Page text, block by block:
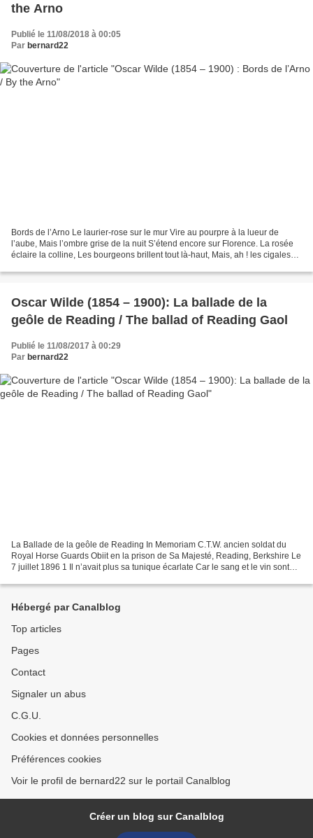
the Arno
Publié le 11/08/2018 à 00:05
Par bernard22
Bords de l’Arno Le laurier-rose sur le mur Vire au pourpre à la lueur de
l’aube, Mais l’ombre grise de la nuit S’étend encore sur Florence. La rosée
éclaire la colline, Les bourgeons brillent tout là-haut, Mais, ah ! les cigales
Oscar Wilde (1854 – 1900): La ballade de la
geôle de Reading / The ballad of Reading Gaol
Publié le 11/08/2017 à 00:29
Par bernard22
La Ballade de la geôle de Reading In Memoriam C.T.W. ancien soldat du
Royal Horse Guards Obiit en la prison de Sa Majesté, Reading, Berkshire Le
7 juillet 1896 1 Il n’avait plus sa tunique écarlate Car le sang et le vin sont
Hébergé par Canalblog
Top articles
Pages
Contact
Signaler un abus
C.G.U.
Cookies et données personnelles
Préférences cookies
Voir le profil de bernard22 sur le portail Canalblog
Créer un blog sur Canalblog